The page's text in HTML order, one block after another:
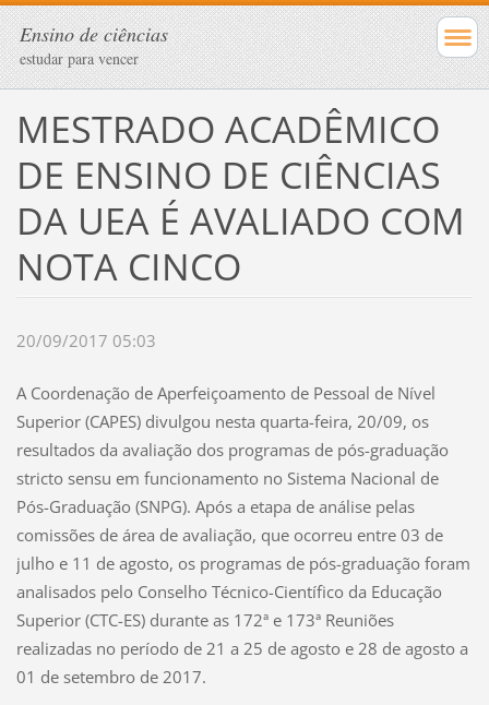
Ensino de ciências
estudar para vencer
MESTRADO ACADÊMICO
DE ENSINO DE CIÊNCIAS
DA UEA É AVALIADO COM
NOTA CINCO
20/09/2017 05:03
A Coordenação de Aperfeiçoamento de Pessoal de Nível
Superior (CAPES) divulgou nesta quarta-feira, 20/09, os
resultados da avaliação dos programas de pós-graduação
stricto sensu em funcionamento no Sistema Nacional de
Pós-Graduação (SNPG). Após a etapa de análise pelas
comissões de área de avaliação, que ocorreu entre 03 de
julho e 11 de agosto, os programas de pós-graduação foram
analisados pelo Conselho Técnico-Científico da Educação
Superior (CTC-ES) durante as 172ª e 173ª Reuniões
realizadas no período de 21 a 25 de agosto e 28 de agosto a
01 de setembro de 2017.